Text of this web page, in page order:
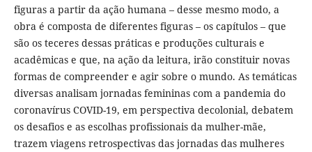
figuras a partir da ação humana – desse mesmo modo, a
obra é composta de diferentes figuras – os capítulos – que
são os teceres dessas práticas e produções culturais e
acadêmicas e que, na ação da leitura, irão constituir novas
formas de compreender e agir sobre o mundo. As temáticas
diversas analisam jornadas femininas com a pandemia do
coronavírus COVID-19, em perspectiva decolonial, debatem
os desafios e as escolhas profissionais da mulher-mãe,
trazem viagens retrospectivas das jornadas das mulheres